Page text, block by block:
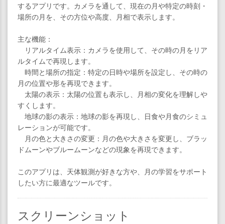
するアプリです。​カメラを通して、現在の月や特定の時刻・
場所の月を、その方位や高度、月相で表示します。​
主な機能：
リアルタイム表示：​カメラを使用して、その時の月をリア
ルタイムで再現します。​
時間と場所の指定：​特定の日時や場所を設定し、その時の
月の位置や形を再現できます。​
太陽の表示：​太陽の位置も表示し、月相の変化を理解しや
すくします。​
地球の影の表示：​地球の影を再現し、日食や月食のシミュ
レーションが可能です。​
月の色と大きさの変更：​月の色や大きさを変更し、ブラッ
ドムーンやブルームーンなどの現象を再現できます。​
このアプリは、天体観測が好きな方や、月の学習をサポート
したい方に最適なツールです。
スクリーンショット